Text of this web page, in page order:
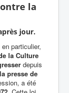
la
jour.
en particulier,
la Culture
depuis
presse de
a été